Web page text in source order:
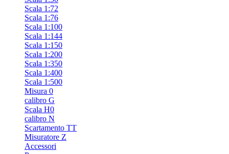
Scala 1:72
Scala 1:76
Scala 1:100
Scala 1:144
Scala 1:150
Scala 1:200
Scala 1:350
Scala 1:400
Scala 1:500
Misura 0
calibro G
Scala H0
calibro N
Scartamento TT
Misuratore Z
Accessori